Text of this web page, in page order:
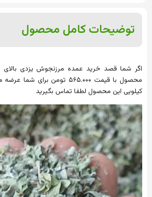
توضیحات کامل محصول
محصول با قیمت ۵۶۵.۰۰۰ تومن
کیلویی این محصول لطفا تماس بگیرید
نمایشگر
ویدیو